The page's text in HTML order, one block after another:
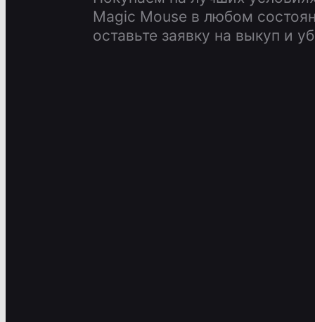
Magic Mouse в любом
оставьте заявку на выкуп и